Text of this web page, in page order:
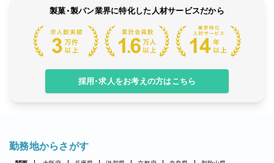
製菓・製パン業界に特化した人材サービスだから
採用・求人をお考えの方はこちら
勤務地からさがす